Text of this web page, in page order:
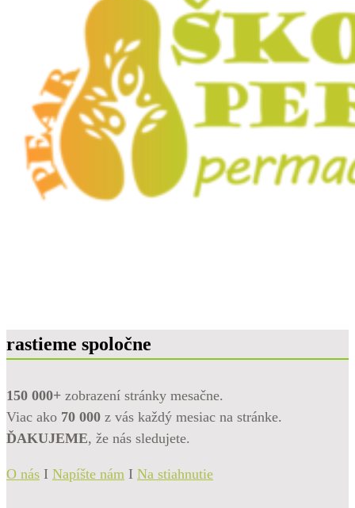
rastieme spoločne
150 000+ zobrazení stránky mesačne.
Viac ako 70 000 z vás každý mesiac na stránke.
ĎAKUJEME, že nás sledujete.
O nás I Napíšte nám I Na stiahnutie